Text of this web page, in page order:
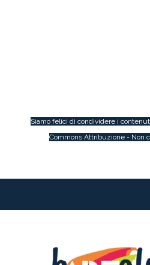
Siamo felici di condividere i
Commons Attribuzione - Non